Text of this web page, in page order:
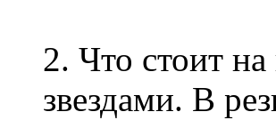
2. Что стоит
звездами. В